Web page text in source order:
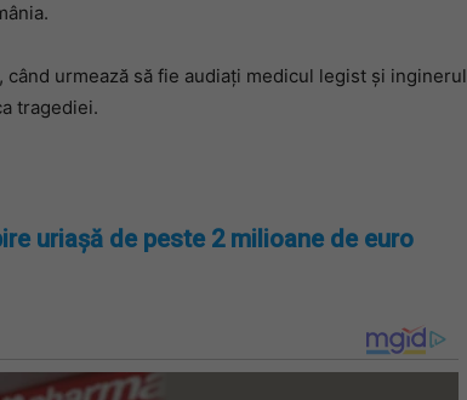
urmează să fie audiați medicul legist și inginerul
tragediei.
uriașă de peste 2 milioane de euro